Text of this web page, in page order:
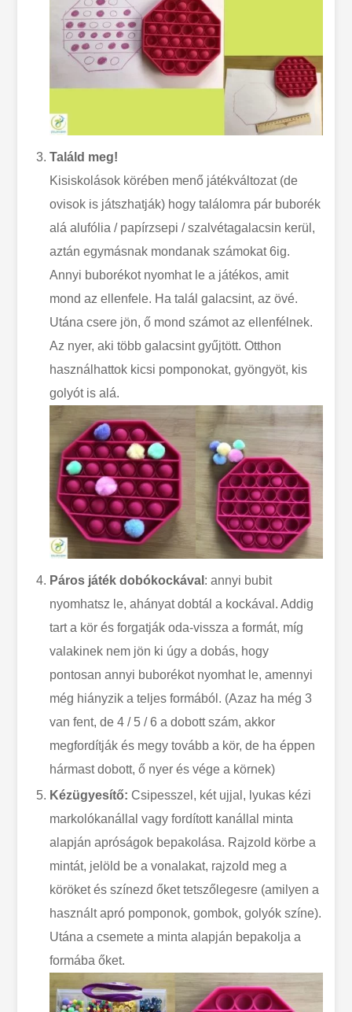
Találd meg!
Kisiskolások körében menő játékváltozat (de
ovisok is játszhatják) hogy találomra pár buborék
alá alufólia / papírzsepi / szalvétagalacsin kerül,
aztán egymásnak mondanak számokat 6ig.
Annyi buborékot nyomhat le a játékos, amit
mond az ellenfele. Ha talál galacsint, az övé.
Utána csere jön, ő mond számot az ellenfélnek.
Az nyer, aki több galacsint gyűjtött. Otthon
használhattok kicsi pomponokat, gyöngyöt, kis
golyót is alá.
Páros játék dobókockával : annyi bubit
nyomhatsz le, ahányat dobtál a kockával. Addig
tart a kör és forgatják oda-vissza a formát, míg
valakinek nem jön ki úgy a dobás, hogy
pontosan annyi buborékot nyomhat le, amennyi
még hiányzik a teljes formából. (Azaz ha még 3
van fent, de 4 / 5 / 6 a dobott szám, akkor
megfordítják és megy tovább a kör, de ha éppen
hármast dobott, ő nyer és vége a körnek)
Kézügyesítő: Csipesszel, két ujjal, lyukas kézi
markolókanállal vagy fordított kanállal minta
alapján apróságok bepakolása. Rajzold körbe a
mintát, jelöld be a vonalakat, rajzold meg a
köröket és színezd őket tetszőlegesre (amilyen a
használt apró pomponok, gombok, golyók színe).
Utána a csemete a minta alapján bepakolja a
formába őket.